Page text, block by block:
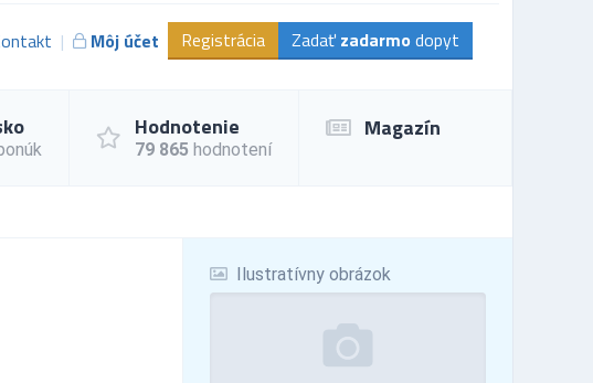
Môj účet Registrácia Zadať zadarmo dopyt
Hodnotenie
79 865 hodnotení
Magazín
Ilustratívny obrázok